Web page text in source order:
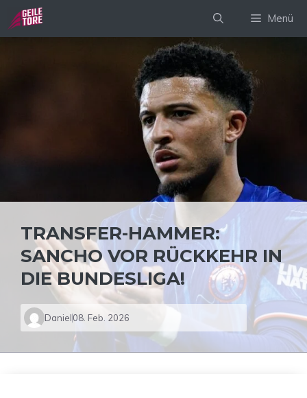
Zum
Inhalt
Menü
TRANSFER-HAMMER:
SANCHO VOR RÜCKKEHR IN
DIE BUNDESLIGA!
Daniel08. Feb. 2026